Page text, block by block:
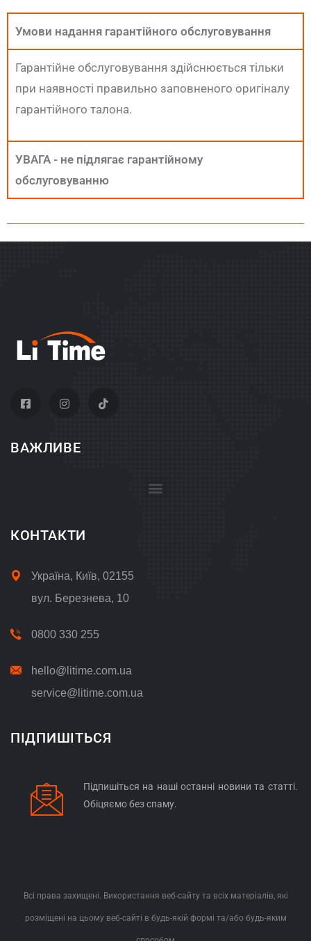
Умови надання гарантійного обслуговування
Гарантійне обслуговування здійснюється тільки
при наявності правильно заповненого оригіналу
гарантійного талона.
УВАГА - не підлягає гарантійному
обслуговуванню
ВАЖЛИВЕ
КОНТАКТИ
Україна, Київ, 02155
вул. Березнева, 10
0800 330 255
hello@litime.com.ua
service@litime.com.ua
ПІДПИШІТЬСЯ
Підпишіться на наші останні новини та статті.
Обіцяємо без спаму.
Всі права захищені. Використання веб-сайту та всіх матеріалів, які
розміщені на цьому веб-сайті в будь-якій формі та/або будь-яким